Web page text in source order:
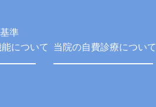
準
について
当院の自費診療について